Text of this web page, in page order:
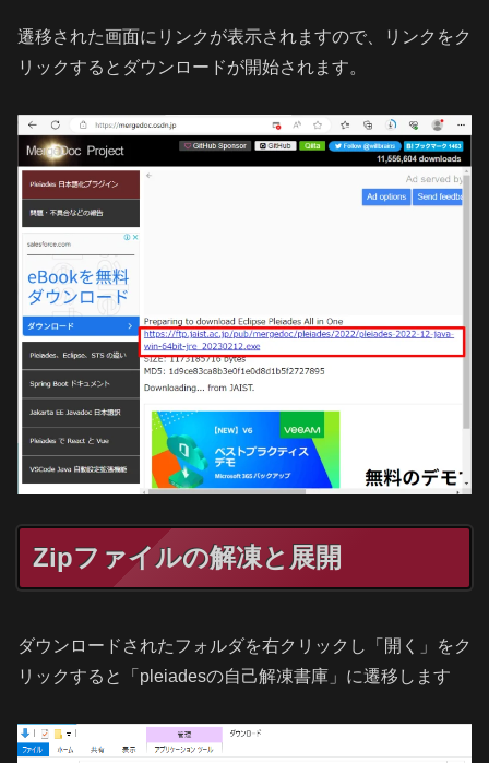
遷移された画面にリンクが表示されますので、リンクをク
リックするとダウンロードが開始されます。
Zipファイルの解凍と展開
ダウンロードされたフォルダを右クリックし「開く」をク
リックすると「pleiadesの自己解凍書庫」に遷移します